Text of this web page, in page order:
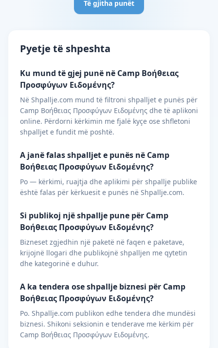
Të gjitha punët
Pyetje të shpeshta
Ku mund të gjej punë në Camp Βοήθειας
Προσφύγων Ειδoμένης?
Në Shpallje.com mund të filtroni shpalljet e punës për
Camp Βοήθειας Προσφύγων Ειδoμένης dhe të aplikoni
online. Përdorni kërkimin me fjalë kyçe ose shfletoni
shpalljet e fundit më poshtë.
A janë falas shpalljet e punës në Camp
Βοήθειας Προσφύγων Ειδoμένης?
Po — kërkimi, ruajtja dhe aplikimi për shpallje publike
është falas për kërkuesit e punës në Shpallje.com.
Si publikoj një shpallje pune për Camp
Βοήθειας Προσφύγων Ειδoμένης?
Bizneset zgjedhin një paketë në faqen e paketave,
krijojnë llogari dhe publikojnë shpalljen me qytetin
dhe kategorinë e duhur.
A ka tendera ose shpallje biznesi për Camp
Βοήθειας Προσφύγων Ειδoμένης?
Po. Shpallje.com publikon edhe tendera dhe mundësi
biznesi. Shikoni seksionin e tenderave me kërkim për
Camp Βοήθειας Προσφύγων Ειδoμένης.